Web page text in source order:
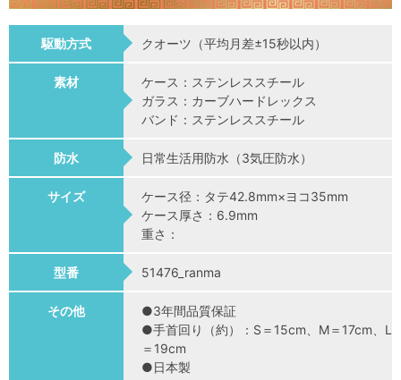
駆動方式 クオーツ（平均月差±15秒以内）
素材
ケース：ステンレススチール
ガラス：カーブハードレックス
バンド：ステンレススチール
防水 日常生活用防水（3気圧防水）
サイズ
ケース径：タテ42.8mm×ヨコ35mm
ケース厚さ：6.9mm
重さ：
型番 51476_ranma
その他
●3年間品質保証
●手首回り（約）：S＝15cm、M＝17cm、L
＝19cm
●日本製